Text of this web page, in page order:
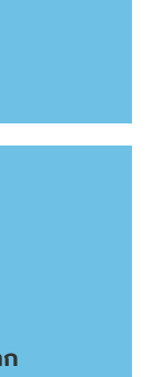
งอายุ สัตว์
งผิว